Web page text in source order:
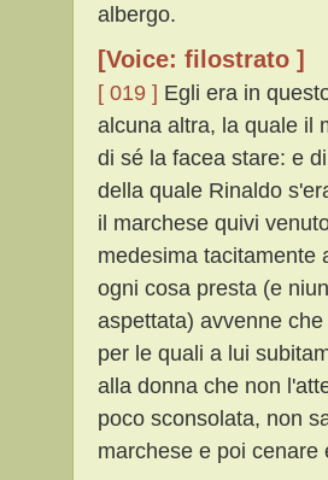
albergo.
[Voice: filostrato ]
[ 019 ] Egli era in
alcuna altra, la quale il
di sé la facea stare: e
della quale Rinaldo
il marchese quivi
medesima tacitamente
ogni cosa presta (e
aspettata) avvenne
per le quali a lui
alla donna che non
poco sconsolata, non
marchese e poi